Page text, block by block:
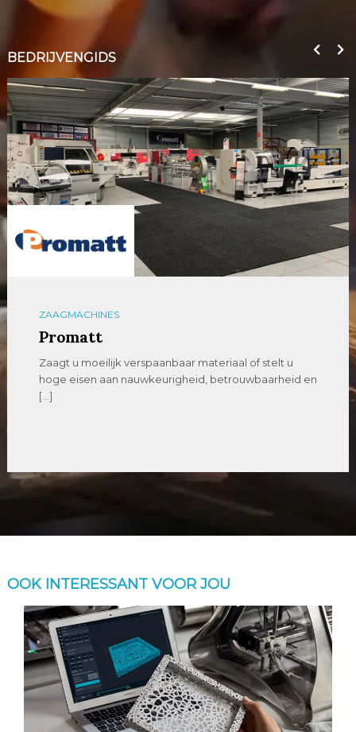
BEDRIJVENGIDS
ZAAGMACHINES
Promatt
Zaagt u moeilijk verspaanbaar materiaal of stelt u
hoge eisen aan nauwkeurigheid, betrouwbaarheid en
[…]
OOK INTERESSANT VOOR JOU